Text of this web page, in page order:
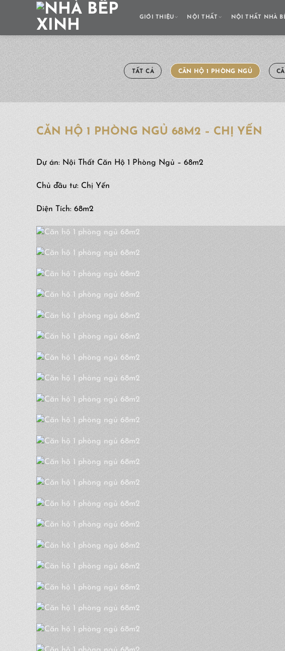
GIỚI THIỆU NỘI THẤT NỘI THẤT NHÀ
TẤT CẢ CĂN HỘ 1 PHÒNG NGỦ
CĂN HỘ 1 PHÒNG NGỦ 68M2 – CHỊ YẾN
Dự án: Nội Thất Căn Hộ 1 Phòng Ngủ – 68m2
Chủ đầu tư: Chị Yến
Diện Tích: 68m2